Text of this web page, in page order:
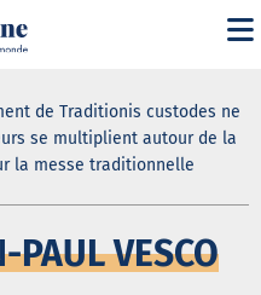
de Traditionis custodes ne
se multiplient autour de la
la messe traditionnelle
PAUL VESCO